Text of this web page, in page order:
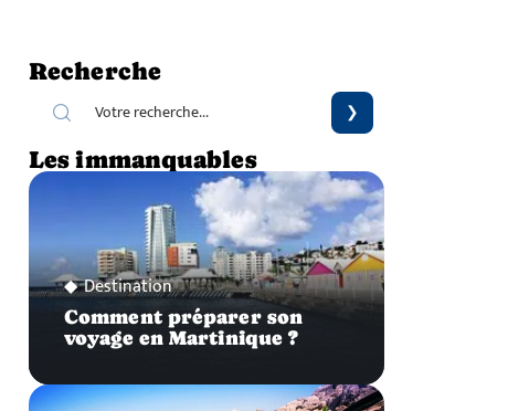
Recherche
Les immanquables
Destination
Comment préparer son
voyage en Martinique ?